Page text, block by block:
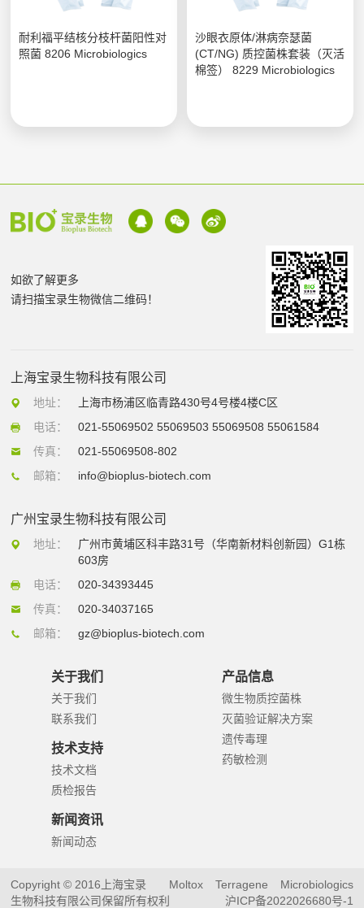
耐利福平结核分枝杆菌阳性对
照菌 8206 Microbiologics
沙眼衣原体/淋病奈瑟菌
(CT/NG) 质控菌株套装（灭活
棉签） 8229 Microbiologics
如欲了解更多
请扫描宝录生物微信二维码！
上海宝录生物科技有限公司
地址：
上海市杨浦区临青路430号4号楼4楼C区
电话：
021-55069502 55069503 55069508 55061584
传真：
021-55069508-802
邮箱：
info@bioplus-biotech.com
广州宝录生物科技有限公司
地址：
广州市黄埔区科丰路31号（华南新材料创新园）G1栋
603房
电话：
020-34393445
传真：
020-34037165
邮箱：
gz@bioplus-biotech.com
关于我们
关于我们
联系我们
技术支持
技术文档
质检报告
新闻资讯
新闻动态
产品信息
微生物质控菌株
灭菌验证解决方案
遗传毒理
药敏检测
Microbiologics
Terragene
Moltox
Copyright © 2016上海宝录
生物科技有限公司保留所有权利
沪ICP备2022026680号-1